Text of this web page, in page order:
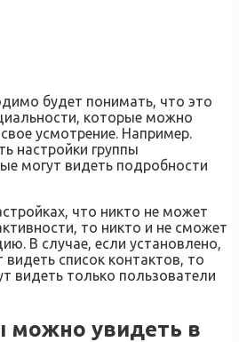
будет понимать, что это
которые можно
усмотрение. Например.
настройки группы
могут видеть подробности
что никто не может
то никто и не сможет
В случае, если установлено,
список контактов, то
видеть только пользователи
можно увидеть в